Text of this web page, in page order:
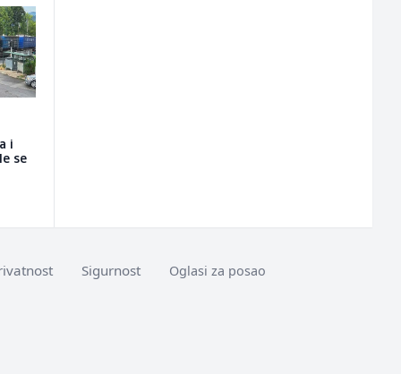
i
se
Sigurnost Oglasi za posao